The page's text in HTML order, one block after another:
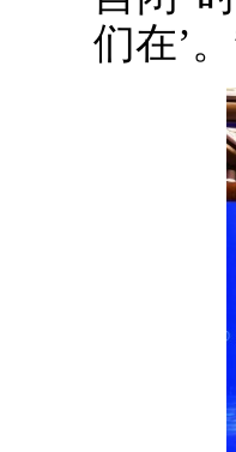
们在’